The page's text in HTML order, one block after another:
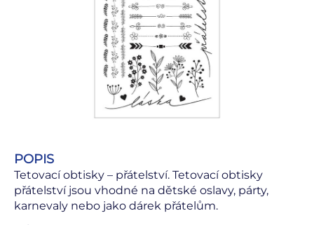
POPIS
Tetovací obtisky – přátelství. Tetovací obtisky
přátelství jsou vhodné na dětské oslavy, párty,
karnevaly nebo jako dárek přátelům.